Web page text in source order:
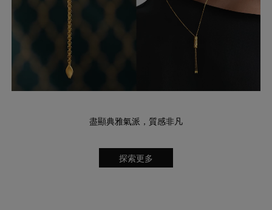
盡顯典雅氣派，質感非凡
探索更多